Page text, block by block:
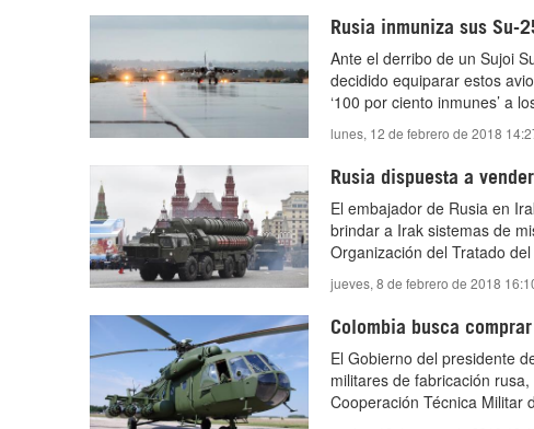
Rusia inmuniza sus Su-
Ante el derribo de un Sujoi
decidido equiparar estos
‘100 por ciento inmunes’ a
lunes, 12 de febrero de 2018
Rusia dispuesta a
El embajador de Rusia en
brindar a Irak sistemas de
Organización del Tratado
jueves, 8 de febrero de 2018
Colombia busca
El Gobierno del presidente
militares de fabricación
Cooperación Técnica Militar